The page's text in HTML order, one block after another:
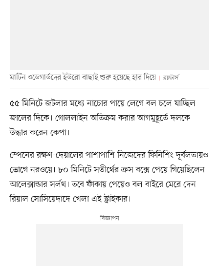
মার্টিন ওডেগার্ডদের ইউরো বাছাই শুরু হয়েছে হার দিয়ে রয়টার্স
৫৫ মিনিটে জটলার মধ্যে নাচোর পায়ে লেগে বল চলে যাচ্ছিল
জালের দিকে। গোললাইন অতিক্রম করার আগমুহূর্তে দলকে
উদ্ধার করেন কেপা।
স্পেনের রক্ষণ-দেয়ালের পাশাপাশি নিজেদের ফিনিশিং দূর্বলতায়ও
ভোগে নরওয়ে। ৮০ মিনিটে সতীর্থের ক্রস বক্সে পেয়ে গিয়েছিলেন
আলেক্সান্ডার সর্লথ। তবে ফাঁকায় পেয়েও বল বাইরে মেরে দেন
রিয়াল সোসিয়েদাদে খেলা এই স্ট্রাইকার।